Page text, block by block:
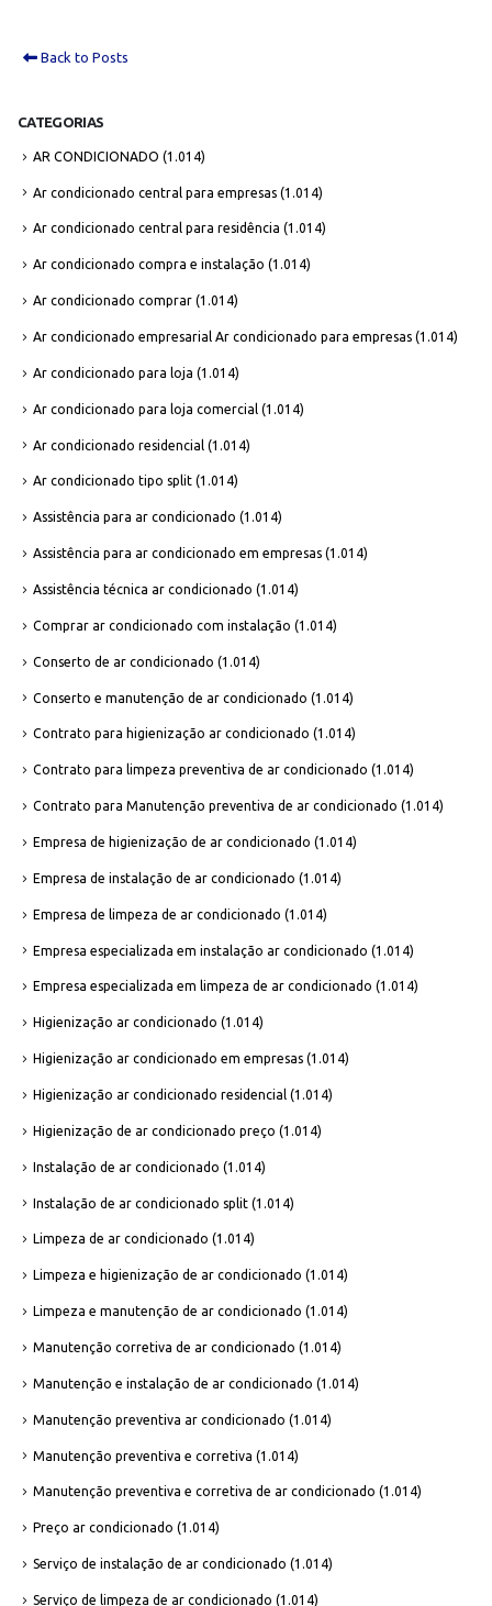
Back to Posts
CATEGORIAS
AR CONDICIONADO (1.014)
Ar condicionado central para empresas (1.014)
Ar condicionado central para residência (1.014)
Ar condicionado compra e instalação (1.014)
Ar condicionado comprar (1.014)
Ar condicionado empresarial Ar condicionado para empresas (1.014)
Ar condicionado para loja (1.014)
Ar condicionado para loja comercial (1.014)
Ar condicionado residencial (1.014)
Ar condicionado tipo split (1.014)
Assistência para ar condicionado (1.014)
Assistência para ar condicionado em empresas (1.014)
Assistência técnica ar condicionado (1.014)
Comprar ar condicionado com instalação (1.014)
Conserto de ar condicionado (1.014)
Conserto e manutenção de ar condicionado (1.014)
Contrato para higienização ar condicionado (1.014)
Contrato para limpeza preventiva de ar condicionado (1.014)
Contrato para Manutenção preventiva de ar condicionado (1.014)
Empresa de higienização de ar condicionado (1.014)
Empresa de instalação de ar condicionado (1.014)
Empresa de limpeza de ar condicionado (1.014)
Empresa especializada em instalação ar condicionado (1.014)
Empresa especializada em limpeza de ar condicionado (1.014)
Higienização ar condicionado (1.014)
Higienização ar condicionado em empresas (1.014)
Higienização ar condicionado residencial (1.014)
Higienização de ar condicionado preço (1.014)
Instalação de ar condicionado (1.014)
Instalação de ar condicionado split (1.014)
Limpeza de ar condicionado (1.014)
Limpeza e higienização de ar condicionado (1.014)
Limpeza e manutenção de ar condicionado (1.014)
Manutenção corretiva de ar condicionado (1.014)
Manutenção e instalação de ar condicionado (1.014)
Manutenção preventiva ar condicionado (1.014)
Manutenção preventiva e corretiva (1.014)
Manutenção preventiva e corretiva de ar condicionado (1.014)
Preço ar condicionado (1.014)
Serviço de instalação de ar condicionado (1.014)
Serviço de limpeza de ar condicionado (1.014)